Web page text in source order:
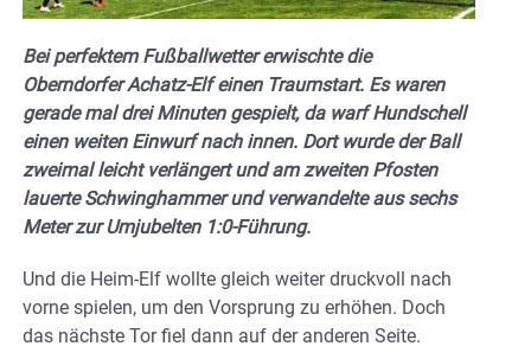
Bei perfektem Fußballwetter erwischte die
Oberndorfer Achatz-Elf einen Traumstart. Es waren
gerade mal drei Minuten gespielt, da warf Hundschell
einen weiten Einwurf nach innen. Dort wurde der Ball
zweimal leicht verlängert und am zweiten Pfosten
lauerte Schwinghammer und verwandelte aus sechs
Meter zur Umjubelten 1:0-Führung.
Und die Heim-Elf wollte gleich weiter druckvoll nach
vorne spielen, um den Vorsprung zu erhöhen. Doch
das nächste Tor fiel dann auf der anderen Seite.